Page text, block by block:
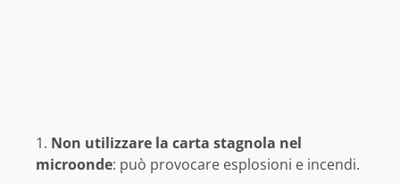
Non utilizzare la carta stagnola nel
microonde: può provocare esplosioni e incendi.